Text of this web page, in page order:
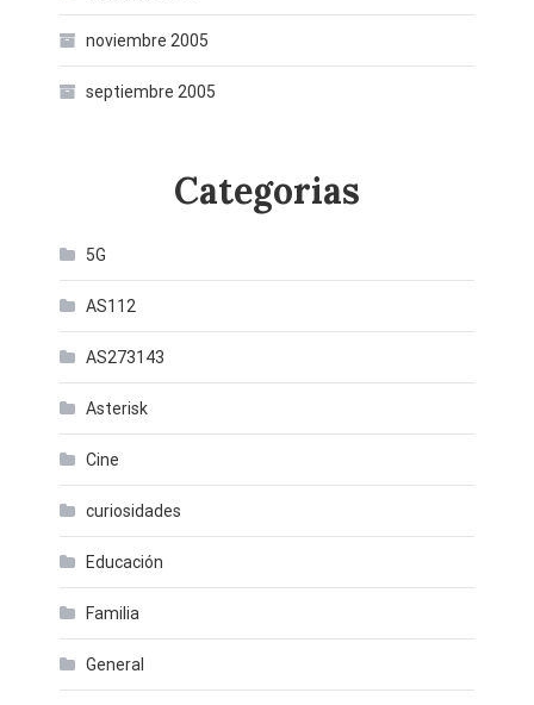
noviembre 2005
septiembre 2005
Categorias
5G
AS112
AS273143
Asterisk
Cine
curiosidades
Educación
Familia
General